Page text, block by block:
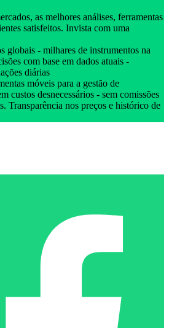
as melhores análises, ferramentas
satisfeitos. Invista com uma
globais - milhares de instrumentos na
com base em dados atuais -
diárias
móveis para a gestão de
custos desnecessários - sem comissões
Transparência nos preços e histórico de